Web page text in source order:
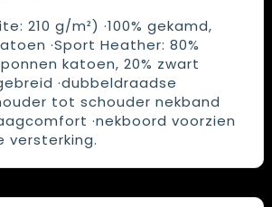
210 g/m²) ·100% gekamd,
·Sport Heather: 80%
katoen, 20% zwart
·dubbeldraadse
tot schouder nekband
·nekboord voorzien
versterking.